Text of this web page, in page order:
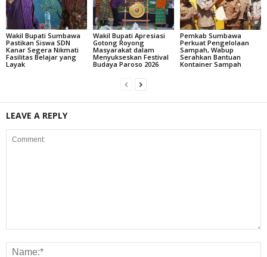
Wakil Bupati Sumbawa
Pastikan Siswa SDN
Kanar Segera Nikmati
Fasilitas Belajar yang
Layak
Wakil Bupati Apresiasi
Gotong Royong
Masyarakat dalam
Menyukseskan Festival
Budaya Paroso 2026
Pemkab Sumbawa
Perkuat Pengelolaan
Sampah, Wabup
Serahkan Bantuan
Kontainer Sampah
LEAVE A REPLY